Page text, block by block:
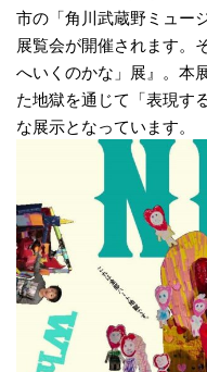
市の「角川武蔵野ミュー
展覧会が開催されます。
へいくのかな」展』。本
た地獄を通じて「表現す
な展示となっています。